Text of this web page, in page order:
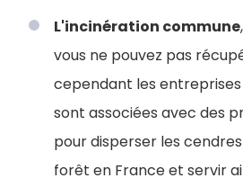
L'incinération commune
vous ne pouvez pas
cependant les
sont associées avec des
pour disperser les
forêt en France et servir